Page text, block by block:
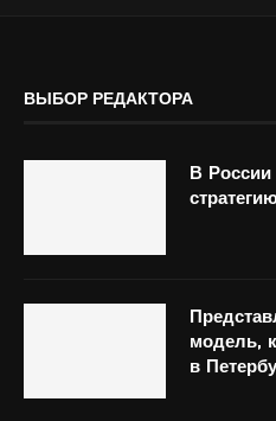
ВЫБОР РЕДАКТОРА
В России
модель,
в